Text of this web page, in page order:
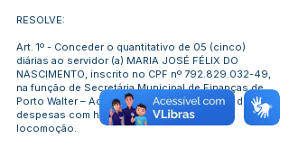
RESOLVE:
Art. 1º - Conceder o quantitativo de 05 (cinco)
diárias ao servidor (a) MARIA JOSÉ FÉLIX DO
NASCIMENTO, inscrito no CPF nº 792.829.032-49,
na função de Secretária Municipal de Finanças de
Porto Walter – Acre, em viagem para custeio de
despesas com hospedagem, alimentação e
locomoção.